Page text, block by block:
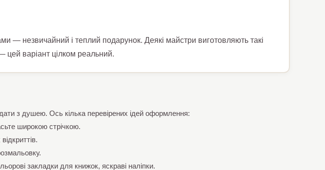
— незвичайний і теплий подарунок. Деякі майстри виготовляють такі
цей варіант цілком реальний.
з душею. Ось кілька перевірених ідей оформлення:
широкою стрічкою.
закладки для книжок, яскраві наліпки.